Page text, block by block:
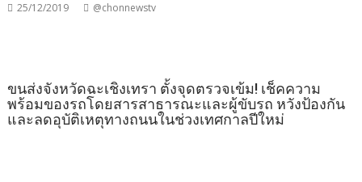
25/12/2019 @chonnewstv
ขนส่งจังหวัดฉะเชิงเทรา ตั้งจุดตรวจเข้ม! เช็คความ
พร้อมของรถโดยสารสาธารณะและผู้ขับรถ หวังป้องกัน
และลดอุบัติเหตุทางถนนในช่วงเทศกาลปีใหม่